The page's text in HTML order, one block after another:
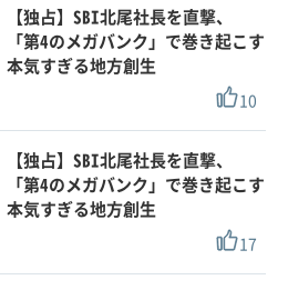
【独占】SBI北尾社長を直撃、
「第4のメガバンク」で巻き起こす
本気すぎる地方創生
10
【独占】SBI北尾社長を直撃、
「第4のメガバンク」で巻き起こす
本気すぎる地方創生
17